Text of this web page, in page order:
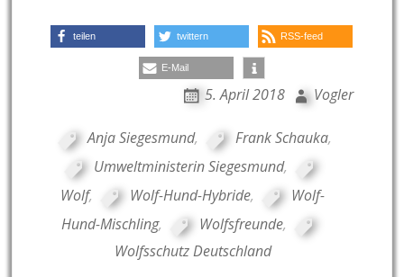
teilen twittern RSS-feed
E-Mail
5. April 2018 Vogler
Anja Siegesmund, Frank Schauka,
Umweltministerin Siegesmund,
Wolf, Wolf-Hund-Hybride,
Wolf-
Hund-Mischling, Wolfsfreunde,
Wolfsschutz Deutschland